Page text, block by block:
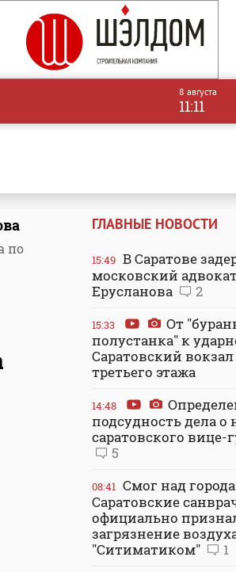
8 августа
11:11
по
ГЛАВНЫЕ НОВОСТИ
15:49 В Саратове
московский
Ерусланова
2
15:33
От
полустанка" к
Саратовский
третьего этажа
14:48
подсудность дела
саратовского вице-
5
08:41 Смог над
Саратовские
официально
загрязнение
"Ситиматиком"
1